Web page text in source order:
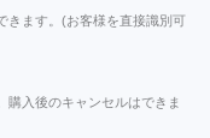
きます。(お客様を直接識別可
購入後のキャンセルはできま